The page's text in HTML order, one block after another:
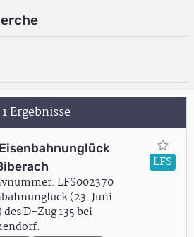
1 Ergebnisse
LFS002370
(23. Juni
des D-Zug 135 bei
LFS